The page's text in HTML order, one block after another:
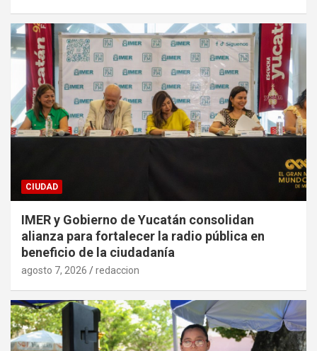
CIUDAD
IMER y Gobierno de Yucatán consolidan
alianza para fortalecer la radio pública en
beneficio de la ciudadanía
agosto 7, 2026 redaccion